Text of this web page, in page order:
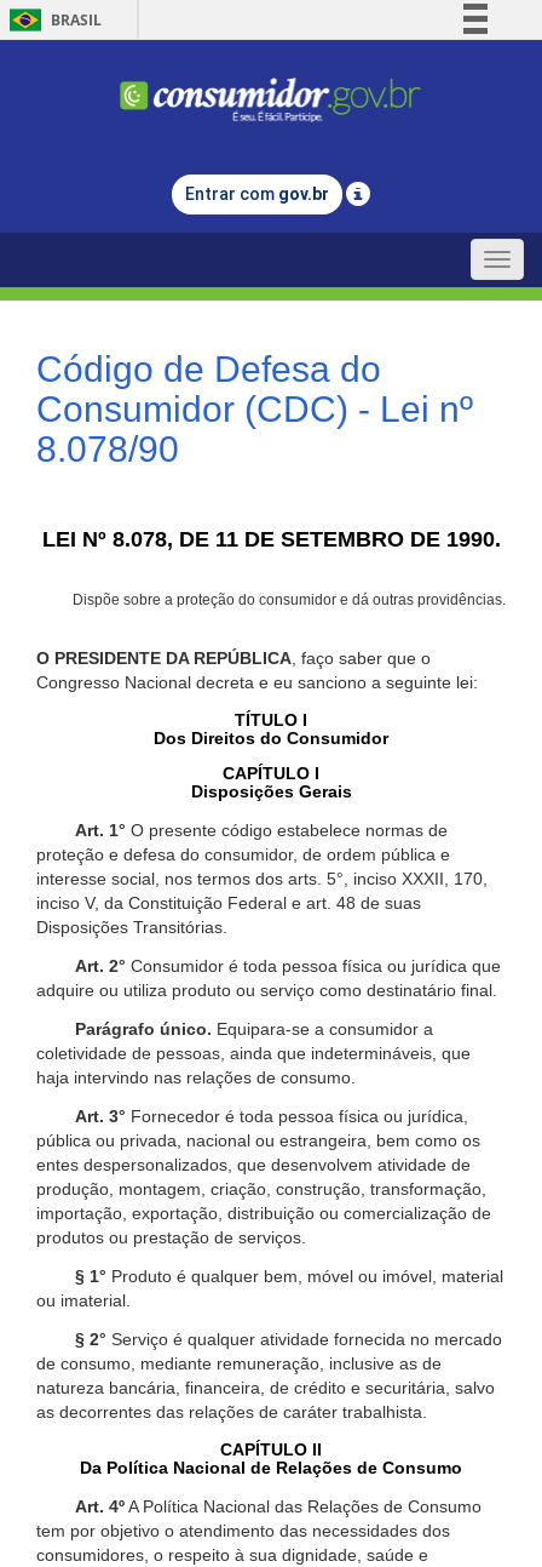
BRASIL
Comunica BR
Legislação
Entrar com gov.br
Toggle
Código de Defesa do
Consumidor (CDC) - Lei nº
8.078/90
LEI Nº 8.078, DE 11 DE SETEMBRO DE 1990.
Dispõe sobre a proteção do consumidor e dá outras providências.
O PRESIDENTE DA REPÚBLICA , faço saber que o
Congresso Nacional decreta e eu sanciono a seguinte lei:
TÍTULO I
Dos Direitos do Consumidor
CAPÍTULO I
Disposições Gerais
Art. 1° O presente código estabelece normas de
proteção e defesa do consumidor, de ordem pública e
interesse social, nos termos dos arts. 5°, inciso XXXII, 170,
inciso V, da Constituição Federal e art. 48 de suas
Disposições Transitórias.
Art. 2° Consumidor é toda pessoa física ou jurídica que
adquire ou utiliza produto ou serviço como destinatário final.
Parágrafo único. Equipara-se a consumidor a
coletividade de pessoas, ainda que indetermináveis, que
haja intervindo nas relações de consumo.
Art. 3° Fornecedor é toda pessoa física ou jurídica,
pública ou privada, nacional ou estrangeira, bem como os
entes despersonalizados, que desenvolvem atividade de
produção, montagem, criação, construção, transformação,
importação, exportação, distribuição ou comercialização de
produtos ou prestação de serviços.
§ 1° Produto é qualquer bem, móvel ou imóvel, material
ou imaterial.
§ 2° Serviço é qualquer atividade fornecida no mercado
de consumo, mediante remuneração, inclusive as de
natureza bancária, financeira, de crédito e securitária, salvo
as decorrentes das relações de caráter trabalhista.
CAPÍTULO II
Da Política Nacional de Relações de Consumo
Art. 4ºA Política Nacional das Relações de Consumo
tem por objetivo o atendimento das necessidades dos
consumidores, o respeito à sua dignidade, saúde e